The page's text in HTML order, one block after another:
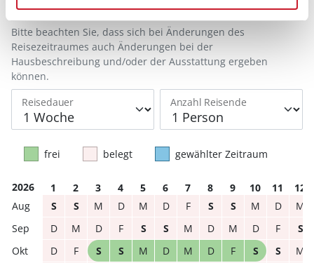
Reisedauer Anzahl Reisende
Bitte beachten Sie, dass sich bei Änderungen des
Reisezeitraumes auch Änderungen bei der
Hausbeschreibung und/oder der Ausstattung ergeben
können.
frei belegt gewählter Zeitraum
2026 1 2 3 4 5 6 7 8 9 10 11
12
S
S M D M D F S S M D
M
D
M D F S S M D M D F
S
D
F S S M D M D F S S
M